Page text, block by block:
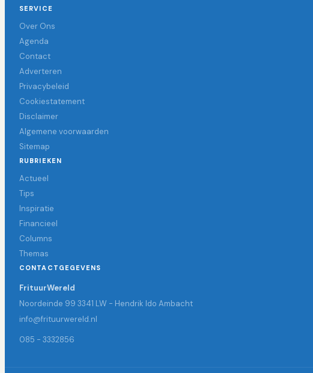
SERVICE
Over Ons
Agenda
Contact
Adverteren
Privacybeleid
Cookiestatement
Disclaimer
Algemene voorwaarden
Sitemap
RUBRIEKEN
Actueel
Tips
Inspiratie
Financieel
Columns
Themas
CONTACTGEGEVENS
FrituurWereld
Noordeinde 99 3341 LW - Hendrik Ido Ambacht
info@frituurwereld.nl
085 - 3332856